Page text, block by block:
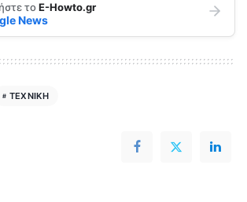
τοE-Howto.gr
News
ΤΕΧΝΙΚΗ